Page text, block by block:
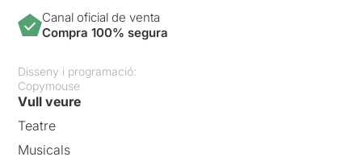
Canal oficial de venta
Compra 100% segura
Disseny i programació:
Copymouse
Vull veure
Teatre
Musicals